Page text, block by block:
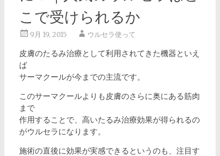
こで受けられるか
9月 19, 2015 ウルセラ使って
皮膚のたるみ治療として利用されてきた機器といえ
ば
サーマクールが今までの主流です。
このサーマクールよりも皮膚のさらに奥にある筋肉
まで
作用することで、高いたるみ治療効果が得られるの
がウルセラになります。
施術の直後に効果が実感できるというのも、注目す